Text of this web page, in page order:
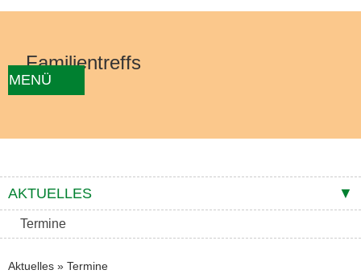
MENÜ
KONZEPT KONTAKTE
Familientreffs
AKTUELLES
Termine
Aktuelles » Termine